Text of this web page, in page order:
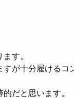
す。
すが十分履けるコ
だと思います。